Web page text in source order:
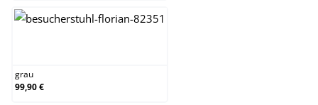
grau
99,90 €